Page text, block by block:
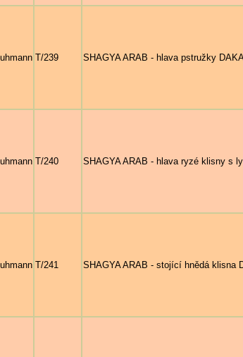
T/239 SHAGYA ARAB - hlava pstružky
T/240 SHAGYA ARAB - hlava ryzé klisny s
T/241 SHAGYA ARAB - stojící hnědá klisna